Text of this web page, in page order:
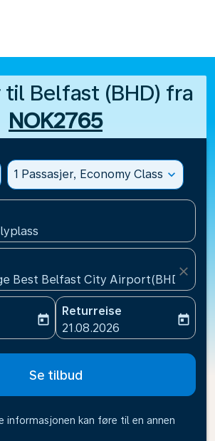
til Belfast (BHD) fra
NOK2765
1 Passasjer, Economy Class expand_more
Best Belfast City Airport(BHD),
close
date-aria-label
today
Returreise
fc-booking-return-date-
21.08.2026
today
Se tilbud
informasjonen kan føre til en annen